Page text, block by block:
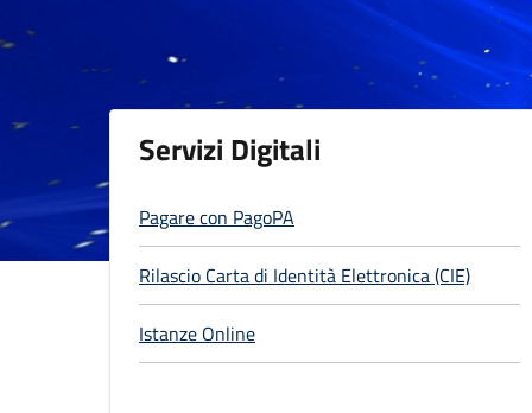
Argomenti in
Servizi Digitali
Pagare con PagoPA
Rilascio Carta di Identità Elettronica (CIE)
Istanze Online